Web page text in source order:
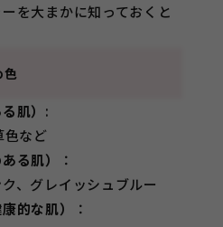
を大まかに知っておくと
色
肌） :
色など
る肌）
：
、グレイッシュブルー
的な肌）
：